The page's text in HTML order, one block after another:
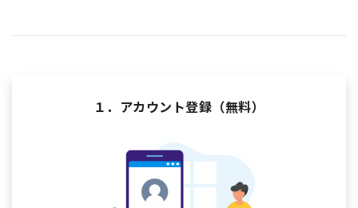
１．アカウント登録（無料）